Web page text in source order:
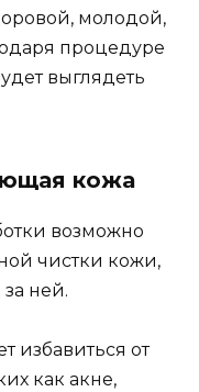
молодой,
процедуре
выглядеть
кожа
возможно
чистки кожи,
ней.
избавиться от
как акне,